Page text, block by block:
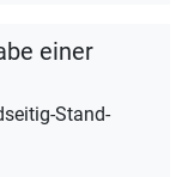
einer
Stand-